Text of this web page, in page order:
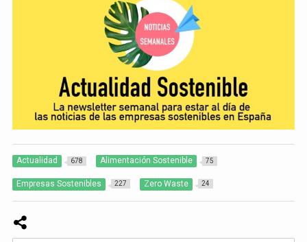
Actualidad 678 Alimentación Sostenible 75
Empresas Sostenibles 227 Zero Waste 24